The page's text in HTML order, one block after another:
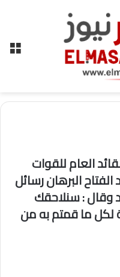
العام للقوات
البرهان رسائل
وقال : سنلاحقك
لكل ما قمتم به من